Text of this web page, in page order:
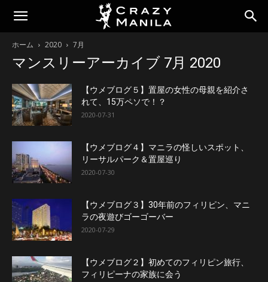
ホーム 2020 7月
マンスリーアーカイブ 7月 2020
【ウメブログ５】置屋の女性の母親を紹介さ
れて、15万ペソで！？
2020-07-31
【ウメブログ４】マニラの怪しいスポット、
リーサルパーク＆置屋巡り
2020-07-30
【ウメブログ３】30年前のフィリピン、マニ
ラの夜遊びゴーゴーバー
2020-07-29
【ウメブログ２】初めてのフィリピン旅行、
フィリピーナの家族に会う